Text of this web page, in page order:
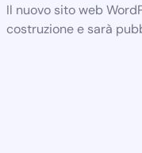
Il nuovo sito web
costruzione e sarà